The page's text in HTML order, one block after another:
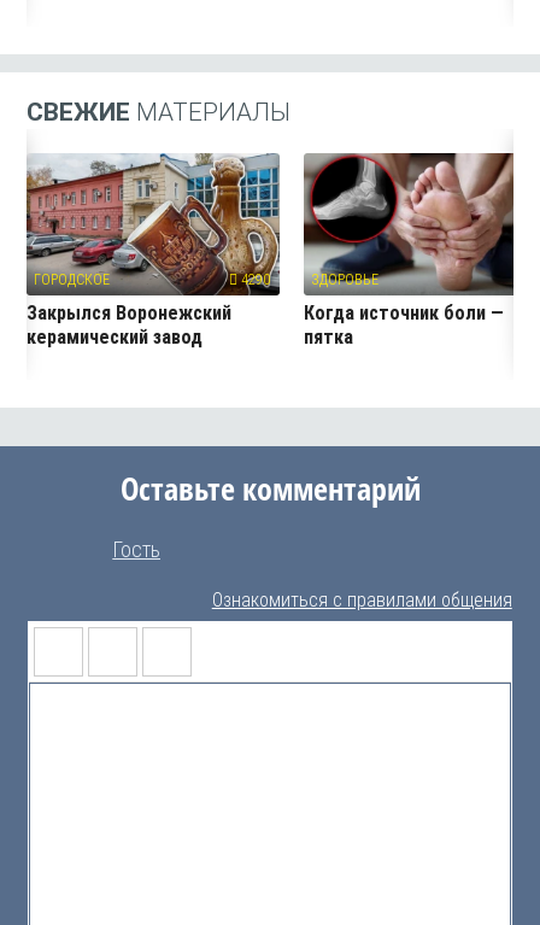
СВЕЖИЕ МАТЕРИАЛЫ
ГОРОДСКОЕ 4290
Закрылся Воронежский
керамический завод
ЗДОРОВЬЕ
Когда источник боли —
пятка
Оставьте комментарий
Гость
Ознакомиться с правилами общения